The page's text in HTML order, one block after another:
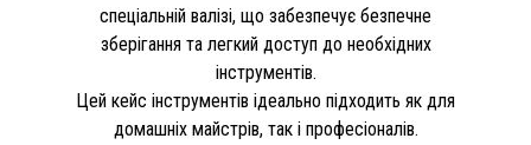
спеціальній валізі, що забезпечує безпечне
зберігання та легкий доступ до необхідних
інструментів.
Цей кейс інструментів ідеально підходить як для
домашніх майстрів, так і професіоналів.